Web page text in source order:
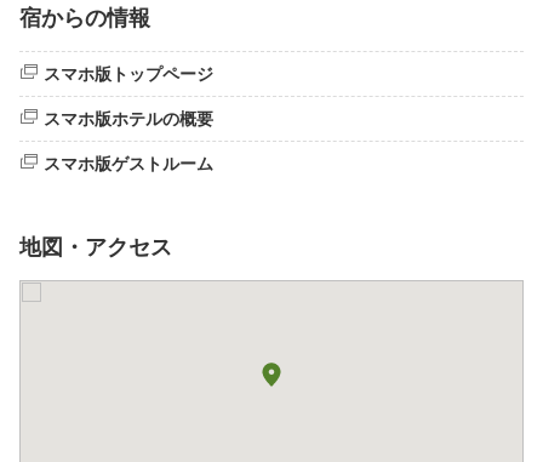
宿からの情報
スマホ版トップページ
スマホ版ホテルの概要
スマホ版ゲストルーム
地図・アクセス